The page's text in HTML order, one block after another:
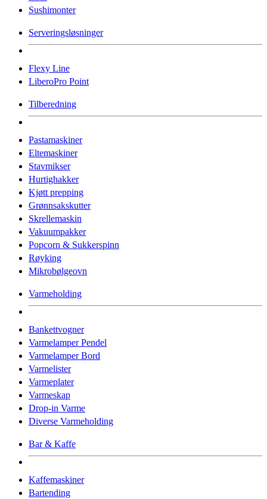
Sushimonter
Serveringsløsninger
Flexy Line
LiberoPro Point
Tilberedning
Pastamaskiner
Eltemaskiner
Stavmikser
Hurtighakker
Kjøtt prepping
Grønnsakskutter
Skrellemaskin
Vakuumpakker
Popcorn & Sukkerspinn
Røyking
Mikrobølgeovn
Varmeholding
Bankettvogner
Varmelamper Pendel
Varmelamper Bord
Varmelister
Varmeplater
Varmeskap
Drop-in Varme
Diverse Varmeholding
Bar & Kaffe
Kaffemaskiner
Bartending